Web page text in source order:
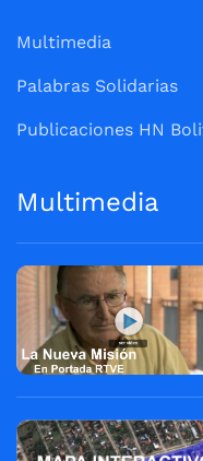
Multimedia
Palabras Solidarias
Publicaciones HN
Multimedia